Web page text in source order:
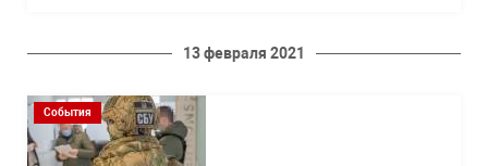
13 февраля 2021
События